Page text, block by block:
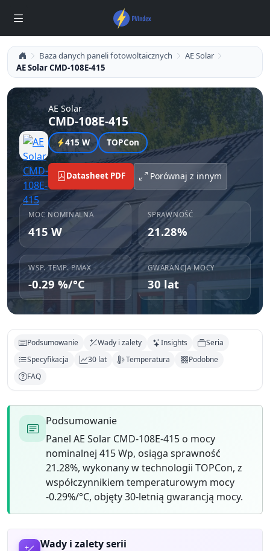
Baza danych paneli fotowoltaicznych
AE Solar
AE Solar CMD-108E-415
AE Solar
CMD-108E-415
415 W TOPCon
Datasheet PDF Porównaj z innym
MOC NOMINALNA
415 W
SPRAWNOŚĆ
21.28%
WSP. TEMP. PMAX
-0.29 %/°C
GWARANCJA MOCY
30 lat
Podsumowanie Wady i zalety Insights
Seria
Specyfikacja
30 lat Temperatura
Podobne
FAQ
Podsumowanie
Panel AE Solar CMD-108E-415 o mocy
nominalnej 415 Wp, osiąga sprawność
21.28%, wykonany w technologii TOPCon, z
współczynnikiem temperaturowym mocy
-0.29%/°C, objęty 30-letnią gwarancją mocy.
Wady i zalety serii